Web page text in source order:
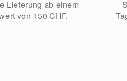
Lieferung ab einem
von 150 CHF.